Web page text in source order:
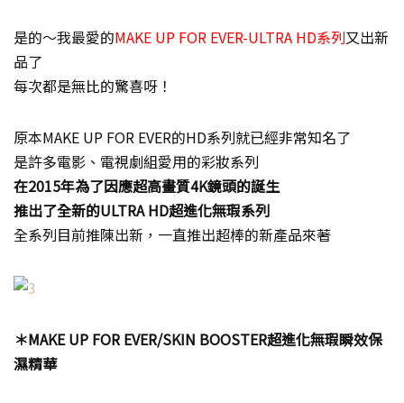
是的～我最愛的MAKE UP FOR EVER-ULTRA HD系列又出新
品了
每次都是無比的驚喜呀！
原本MAKE UP FOR EVER的HD系列就已經非常知名了
是許多電影、電視劇組愛用的彩妝系列
在2015年為了因應超高畫質4K鏡頭的誕生
推出了全新的ULTRA HD超進化無瑕系列
全系列目前推陳出新，一直推出超棒的新產品來著
＊MAKE UP FOR EVER/SKIN BOOSTER超進化無瑕瞬效保
濕精華